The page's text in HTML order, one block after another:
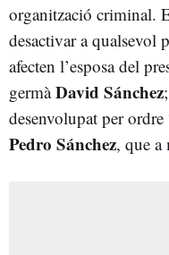
organització criminal.
desactivar a qualsevol
afecten l’esposa del
germàDavid Sánchez
desenvolupat per ordre
Pedro Sánchez, que a